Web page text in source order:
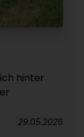
hinter
29.05.2026